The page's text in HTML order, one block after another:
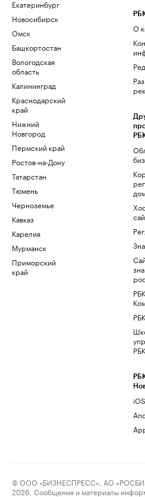
Екатеринбург
Новосибирск
Омск
Башкортостан
Вологодская
область
Калининград
Краснодарский
край
Нижний
Новгород
Пермский край
Ростов-на-Дону
Татарстан
Тюмень
Черноземье
Кавказ
Карелия
Мурманск
Приморский
край
О
РБК
РБК
iOS
© ООО «БИЗНЕСПРЕСС», АО
2026. Сообщения и материалы